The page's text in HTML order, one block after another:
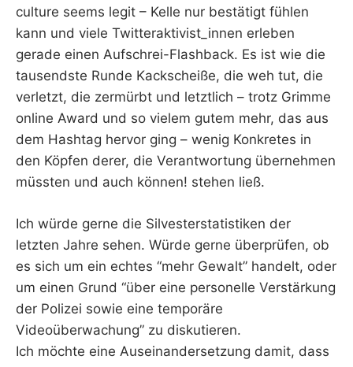
culture seems legit – Kelle nur bestätigt fühlen
kann und viele Twitteraktivist_innen erleben
gerade einen Aufschrei-Flashback. Es ist wie die
tausendste Runde Kackscheiße, die weh tut, die
verletzt, die zermürbt und letztlich – trotz Grimme
online Award und so vielem gutem mehr, das aus
dem Hashtag hervor ging – wenig Konkretes in
den Köpfen derer, die Verantwortung übernehmen
müssten und auch können! stehen ließ.
Ich würde gerne die Silvesterstatistiken der
letzten Jahre sehen. Würde gerne überprüfen, ob
es sich um ein echtes “mehr Gewalt” handelt, oder
um einen Grund “über eine personelle Verstärkung
der Polizei sowie eine temporäre
Videoüberwachung” zu diskutieren.
Ich möchte eine Auseinandersetzung damit, dass